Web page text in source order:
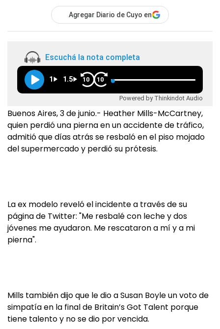
Agregar Diario de Cuyo en
Escuchá la nota completa
1 1.5 10 10
Powered by Thinkindot Audio
Buenos Aires, 3 de junio.- Heather Mills-McCartney,
quien perdió una pierna en un accidente de tráfico,
admitió que días atrás se resbaló en el piso mojado
del supermercado y perdió su prótesis.
La ex modelo reveló el incidente a través de su
página de Twitter: "Me resbalé con leche y dos
jóvenes me ayudaron. Me rescataron a mí y a mi
pierna".
Mills también dijo que le dio a Susan Boyle un voto de
simpatía en la final de Britain’s Got Talent porque
tiene talento y no se dio por vencida.